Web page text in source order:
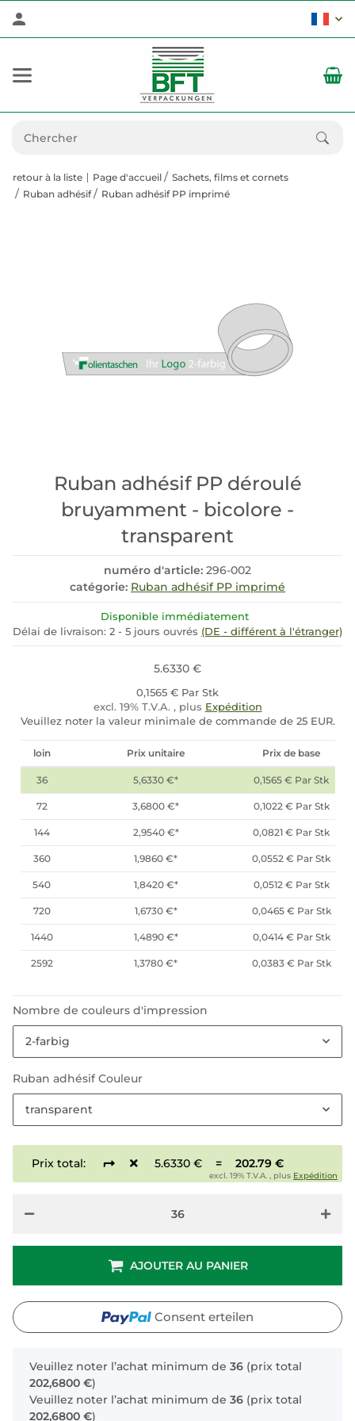
retour à la liste Page d'accueil
Sachets, films et cornets
Ruban adhésif
Ruban adhésif PP imprimé
Ruban adhésif PP déroulé
bruyamment - bicolore -
transparent
numéro d'article: 296-002
catégorie: Ruban adhésif PP imprimé
Disponible immédiatement
Délai de livraison: 2 - 5 jours ouvrés (DE - différent à l'étranger)
5.6330 €
0,1565 € Par Stk
excl. 19% T.V.A. , plus Expédition
Veuillez noter la valeur minimale de commande de 25 EUR.
loin Prix unitaire Prix de base
36 5,6330 €* 0,1565 € Par Stk
72 3,6800 €* 0,1022 € Par Stk
144 2,9540 €* 0,0821 € Par Stk
360 1,9860 €* 0,0552 € Par Stk
540 1,8420 €* 0,0512 € Par Stk
720 1,6730 €* 0,0465 € Par Stk
1440 1,4890 €* 0,0414 € Par Stk
2592 1,3780 €* 0,0383 € Par Stk
Nombre de couleurs d'impression
2-farbig
Ruban adhésif Couleur
transparent
Prix total: 5.6330 € = 202.79 €
excl. 19% T.V.A. , plus Expédition
AJOUTER AU PANIER
Consent erteilen
x
Veuillez noter l’achat minimum de 36 (prix total
202,6800 €)
Veuillez noter l’achat minimum de 36 (prix total
202,6800 €)